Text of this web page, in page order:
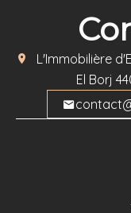
L'Immobilière
El Borj